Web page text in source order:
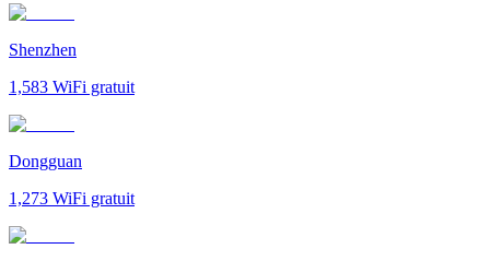
Shenzhen
1,583 WiFi gratuit
Dongguan
1,273 WiFi gratuit